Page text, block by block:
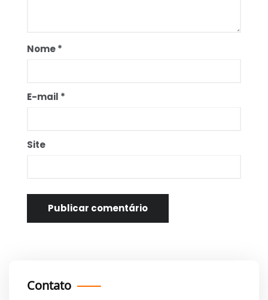
Nome*
E-mail *
Site
Contato